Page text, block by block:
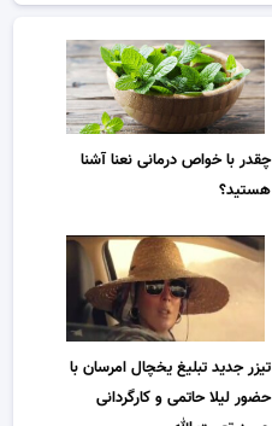
چقدر با خواص درمانی نعنا آشنا
هستید؟
تیزر جدید تبلیغ یخچال امرسان با
حضور لیلا حاتمی و کارگردانی